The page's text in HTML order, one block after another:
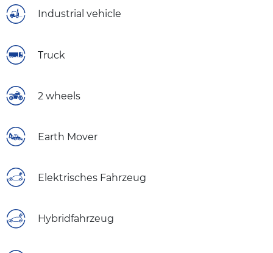
Industrial vehicle
Truck
2 wheels
Earth Mover
Elektrisches Fahrzeug
Hybridfahrzeug